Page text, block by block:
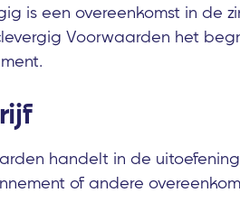
is een overeenkomst in de
Voorwaarden het
handelt in de
of andere